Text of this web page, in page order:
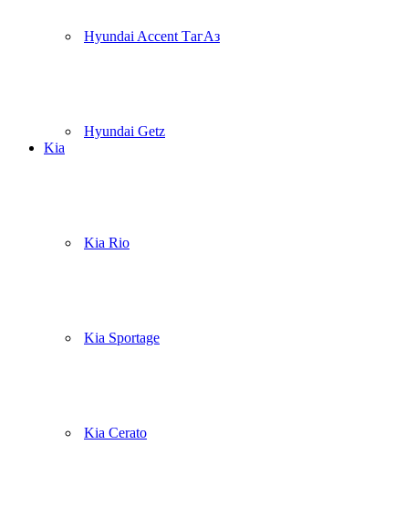
Hyundai Accent ТагАз
Hyundai Getz
Kia
Kia Rio
Kia Sportage
Kia Cerato